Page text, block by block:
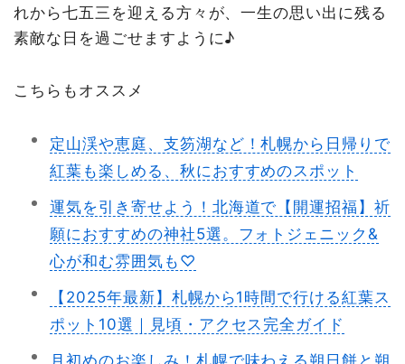
れから七五三を迎える方々が、一生の思い出に残る
素敵な日を過ごせますように♪
こちらもオススメ
定山渓や恵庭、支笏湖など！札幌から日帰りで
紅葉も楽しめる、秋におすすめのスポット
運気を引き寄せよう！北海道で【開運招福】祈
願におすすめの神社5選。フォトジェニック&
心が和む雰囲気も♡
【2025年最新】札幌から1時間で行ける紅葉ス
ポット10選｜見頃・アクセス完全ガイド